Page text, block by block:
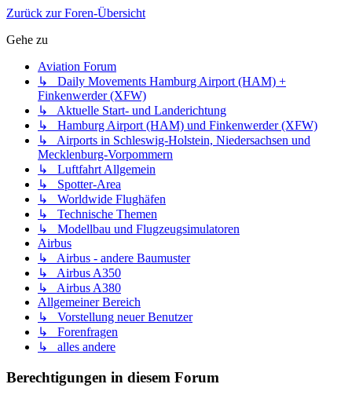
Zurück zur Foren-Übersicht
Gehe zu
Aviation Forum
↳ Daily Movements Hamburg Airport (HAM) +
Finkenwerder (XFW)
↳ Aktuelle Start- und Landerichtung
↳ Hamburg Airport (HAM) und Finkenwerder (XFW)
↳ Airports in Schleswig-Holstein, Niedersachsen und
Mecklenburg-Vorpommern
↳ Luftfahrt Allgemein
↳ Spotter-Area
↳ Worldwide Flughäfen
↳ Technische Themen
↳ Modellbau und Flugzeugsimulatoren
Airbus
↳ Airbus - andere Baumuster
↳ Airbus A350
↳ Airbus A380
Allgemeiner Bereich
↳ Vorstellung neuer Benutzer
↳ Forenfragen
↳ alles andere
Berechtigungen in diesem Forum